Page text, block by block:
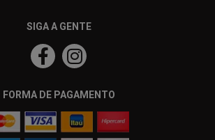
SIGA A GENTE
FORMA DE PAGAMENTO